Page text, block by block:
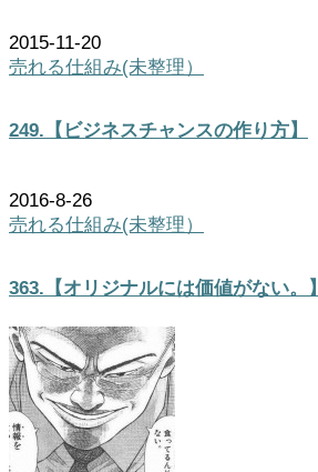
2015-11-20
売れる仕組み(未整理）
249.【ビジネスチャンスの作り方】
2016-8-26
売れる仕組み(未整理）
363.【オリジナルには価値がない。】